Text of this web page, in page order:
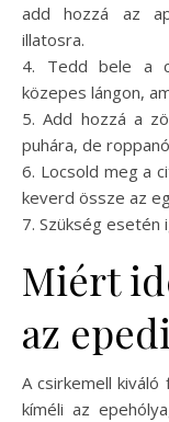
add hozzá az
illatosra.
4. Tedd bele a
közepes lángon,
5. Add hozzá a
puhára, de
6. Locsold meg a
keverd össze az
7. Szükség esetén
Miért
az
A csirkemell
kíméli az